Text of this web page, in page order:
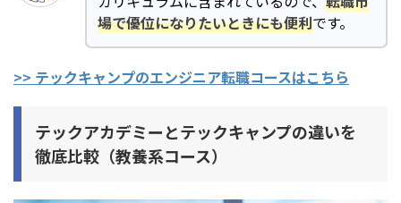
場で優位になりたいときにも便利です。
>> テックキャンプのエンジニア転職コースはこちら
テックアカデミーとテックキャンプの違いを
徹底比較（教養系コース）